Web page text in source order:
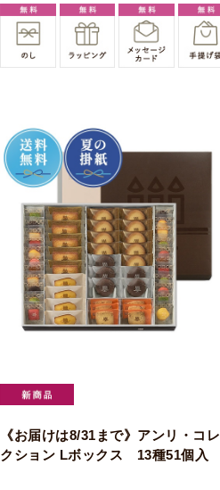
《お届けは8/31まで》アンリ・コレ
クション Lボックス 13種51個入